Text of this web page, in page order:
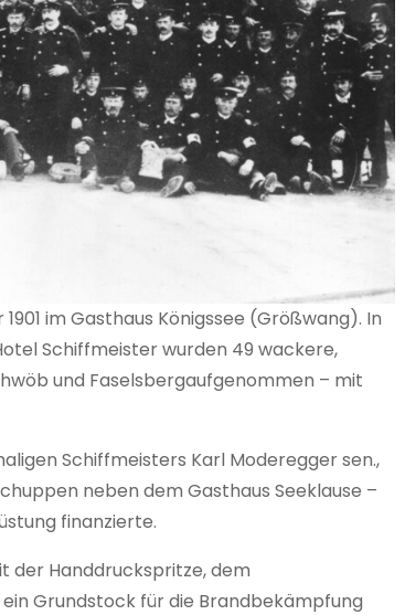
im Gasthaus Königssee (Größwang). In
Schiffmeister wurden 49 wackere,
und Faselsbergaufgenommen – mit
Schiffmeisters Karl Moderegger sen.,
neben dem Gasthaus Seeklause –
finanzierte.
der Handdruckspritze, dem
Grundstock für die Brandbekämpfung